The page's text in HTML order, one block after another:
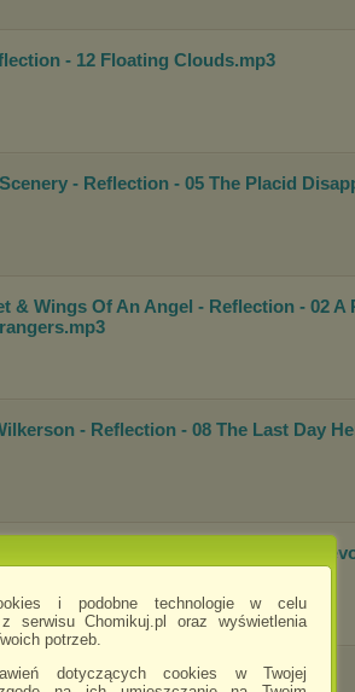
i podobne technologie w celu
serwisu Chomikuj.pl oraz wyświetlenia
potrzeb.
dotyczących cookies w Twojej
- 12 Floating Clouds.mp3
- Reflection - 05 The Placid Disap
& Wings Of An Angel - Reflection - 02 A
.mp3
- Reflection - 08 The Last Day H
Awakening - Reflection - 07 Au